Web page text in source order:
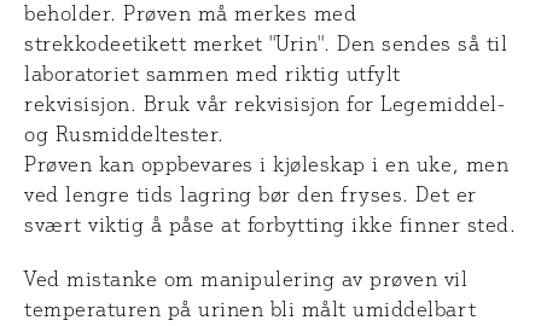
beholder. Prøven må merkes med
strekkodeetikett merket ''Urin''. Den sendes så til
laboratoriet sammen med riktig utfylt
rekvisisjon. Bruk vår rekvisisjon for Legemiddel-
og Rusmiddeltester.
Prøven kan oppbevares i kjøleskap i en uke, men
ved lengre tids lagring bør den fryses. Det er
svært viktig å påse at forbytting ikke finner sted.
Ved mistanke om manipulering av prøven vil
temperaturen på urinen bli målt umiddelbart